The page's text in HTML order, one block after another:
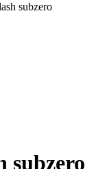
subzero
subzero